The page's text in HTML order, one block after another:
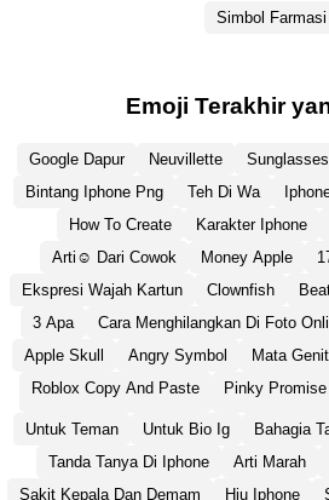
Simbol Farmasi
Emoji Terakhir
Google Dapur Neuvillette
Bintang Iphone Png
Teh Di Wa
How To Create
Karakter Iphone
Arti☺ Dari Cowok
Money Apple
Ekspresi Wajah Kartun
Clownfish
3 Apa
Cara Menghilangkan Di Foto
Apple Skull
Angry Symbol Mata Genit
Roblox Copy And Paste
Pinky
Untuk Teman Untuk Bio Ig Bahagia
Tanda Tanya Di Iphone
Arti Marah
Sakit Kepala Dan Demam
Hiu Iphone